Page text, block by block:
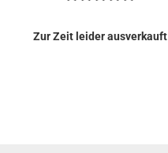
Zur Zeit leider ausverkauft